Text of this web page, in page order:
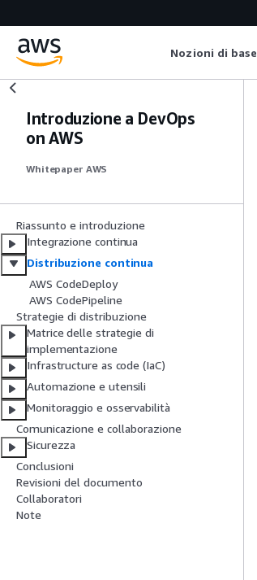
Nozioni di base
Introduzione a DevOps
on AWS
Whitepaper AWS
Riassunto e introduzione
Integrazione continua
Distribuzione continua
AWS CodeDeploy
AWS CodePipeline
Strategie di distribuzione
Matrice delle strategie di
implementazione
Infrastructure as code (IaC)
Automazione e utensili
Monitoraggio e osservabilità
Comunicazione e collaborazione
Sicurezza
Conclusioni
Revisioni del documento
Collaboratori
Note